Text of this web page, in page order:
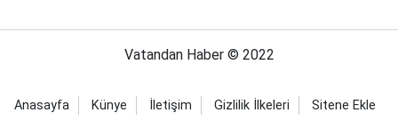
Vatandan Haber © 2022
Anasayfa Künye İletişim Gizlilik İlkeleri Sitene Ekle